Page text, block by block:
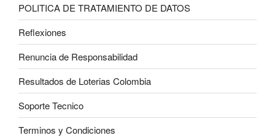
POLITICA DE TRATAMIENTO DE DATOS
Reflexiones
Renuncia de Responsabilidad
Resultados de Loterias Colombia
Soporte Tecnico
Terminos y Condiciones